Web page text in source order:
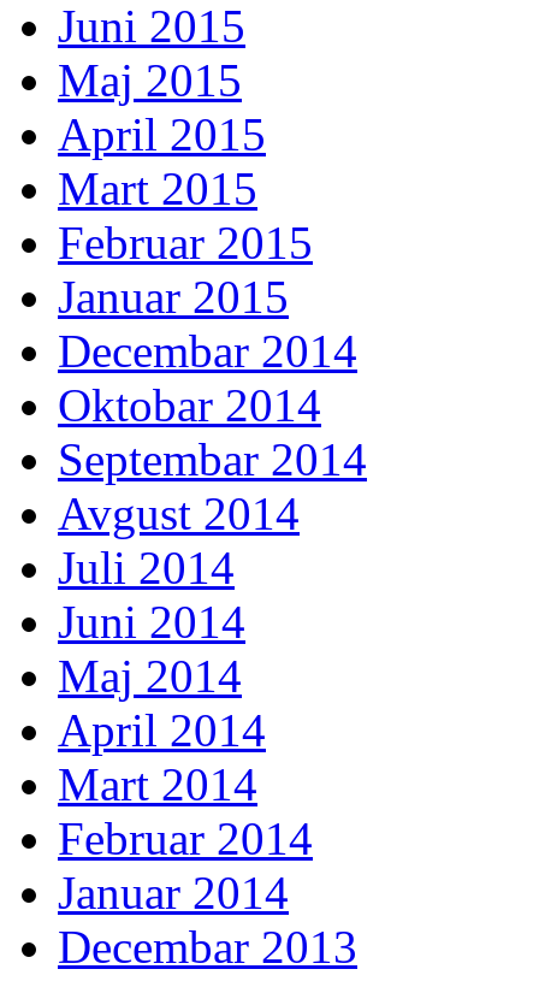
Juni 2015
Maj 2015
April 2015
Mart 2015
Februar 2015
Januar 2015
Decembar 2014
Oktobar 2014
Septembar 2014
Avgust 2014
Juli 2014
Juni 2014
Maj 2014
April 2014
Mart 2014
Februar 2014
Januar 2014
Decembar 2013